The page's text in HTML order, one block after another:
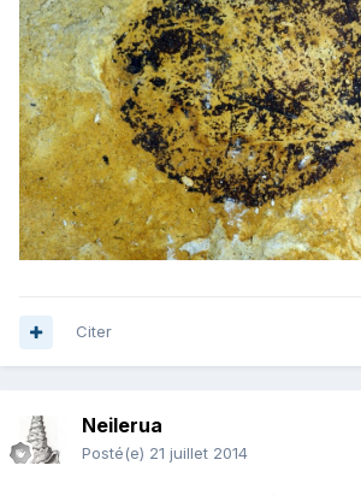
Citer
Neilerua
Posté(e) 21 juillet 2014